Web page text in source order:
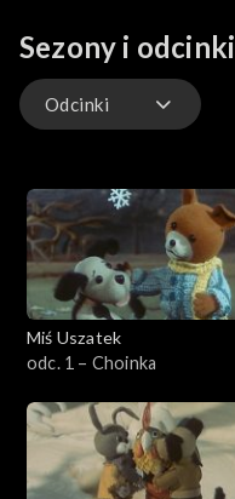
Sezony i odcinki
Odcinki
Extra
Miś Uszatek
odc. 1 – Choinka